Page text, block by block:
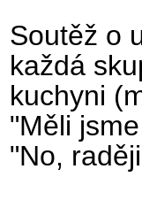
Soutěž o
každá
kuchyni
"Měli
"No,